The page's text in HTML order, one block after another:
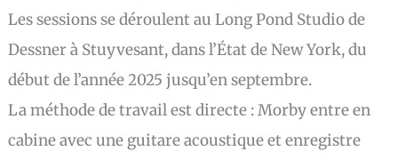
Les sessions se déroulent au Long Pond Studio de
Dessner à Stuyvesant, dans l’État de New York, du
début de l’année 2025 jusqu’en septembre.
La méthode de travail est directe : Morby entre en
cabine avec une guitare acoustique et enregistre